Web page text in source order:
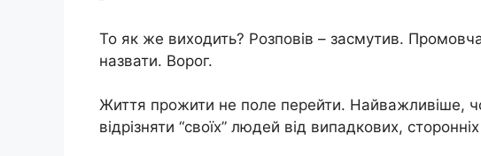
То як же виходить? Розповів – засмутив.
назвати. Ворог.
Життя прожити не поле перейти. Найважливіше,
відрізняти “своїх” людей від випадкових,